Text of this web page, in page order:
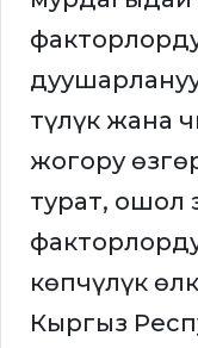
түлүк жана
жогору
турат, ошол
көпчүлүк
Кыргыз